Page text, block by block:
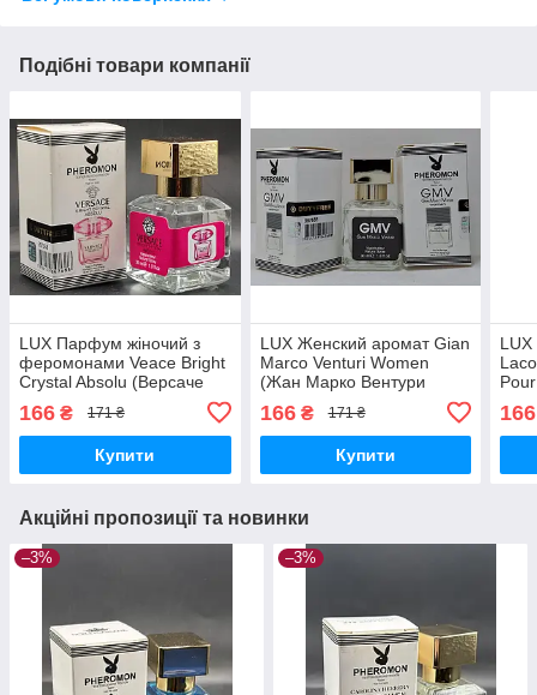
Подібні товари компанії
LUX Парфум жіночий з
феромонами Veace Bright
Crystal Absolu (Версаче
30 мл
166 ₴ 171 ₴
Купити
LUX Женский аромат Gian
Marco Venturi Women
(Жан Марко Вентури
Вумен) с феромоном 30
мл
166₴ 171 ₴
Купити
LUX
166
Акційні пропозиції та новинки
–3% –3%